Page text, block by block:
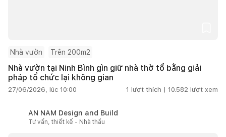
Nhà vườn Trên 200m2
Nhà vườn tại Ninh Bình gìn giữ nhà thờ tổ bằng giải
pháp tổ chức lại không gian
27/06/2026, lúc 10:00 1 lượt thích | 10.582 lượt xem
AN NAM Design and Build
Tư vấn, thiết kế - Nhà thầu